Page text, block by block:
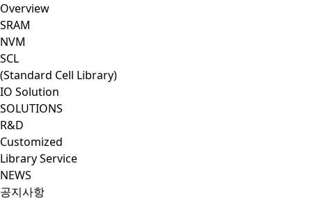
Overview
SRAM
NVM
SCL
(Standard Cell Library)
IO Solution
SOLUTIONS
R&D
Customized
Library Service
NEWS
공지사항